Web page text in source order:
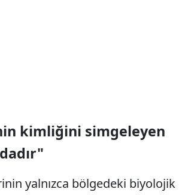
kimliğini simgeleyen
yalnızca bölgedeki biyolojik